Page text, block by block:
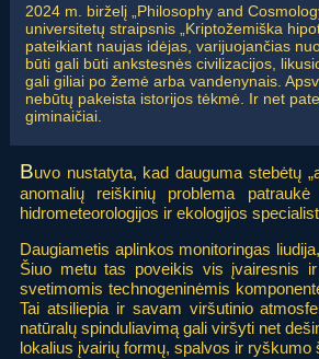
2024 m. birželį „Philosophy and
universitetų straipsnis „Kriptožemiška
pateikiant naujas idėjas, varijuojančias
būti gali būti ankstesnės civilizacijos,
gali giliai po žemė arba vandenynais.
nebūtų pakeista istorijos tėkmė. Ir net
giminaičiai.
Buvo nustatyta, kad dauguma stebėtų
anomalių reiškinių problema
hidrometeorologijos ir ekologijos
Daugiametis aplinkos monitoringas
Šiuo metu tas poveikis vis įvairesnis
svetimomis technogeninėmis
Tai atsiliepia ir savam viršutinio
natūralų spinduliavimą gali viršyti net
lokalius įvairių formų, spalvos ir ryškumo